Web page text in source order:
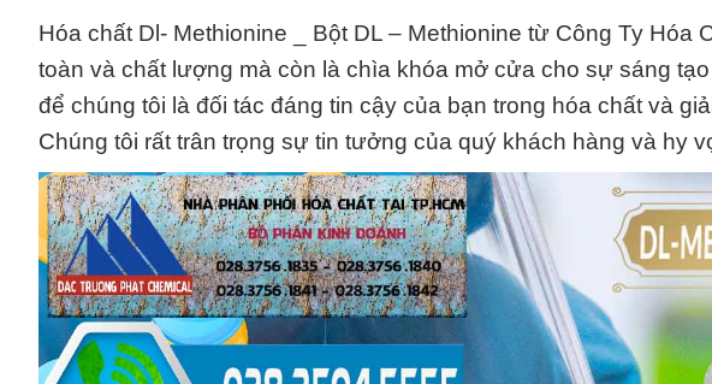
Hóa chất Dl- Methionine _ Bột DL – Methionine từ Công Ty
toàn và chất lượng mà còn là chìa khóa mở cửa cho sự sáng
để chúng tôi là đối tác đáng tin cậy của bạn trong hóa chất và
Chúng tôi rất trân trọng sự tin tưởng của quý khách hàng và hy